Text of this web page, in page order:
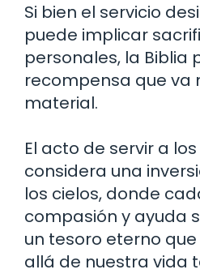
Si bien el servicio
puede implicar
personales, la Biblia
recompensa que va
material.
El acto de servir a
considera una
los cielos, donde
compasión y ayuda
un tesoro eterno
allá de nuestra vida